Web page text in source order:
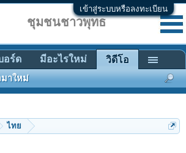
เข้าสู่ระบบหรือลงทะเบียน
ไทย
ชุมชนชาวพุทธ
อร์ด มีอะไรใหม่ วิดีโอ
าใหม่